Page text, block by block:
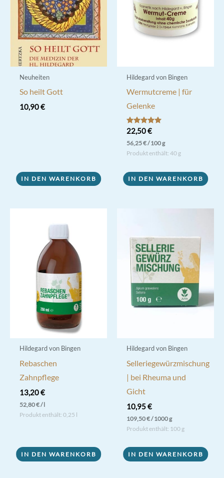
Neuheiten
So heilt Gott
10,90€
IN DEN WARENKORB
Hildegard von Bingen
Wermutcreme | für
Gelenke
Bewertet mit
5.00
von 5
22,50€
56,25€/100g
Produkt enthält: 40 g
IN DEN WARENKORB
Hildegard von Bingen
Rebaschen
Zahnpflege
13,20€
52,80€/l
Produkt enthält: 0,25 l
IN DEN WARENKORB
Hildegard von Bingen
Selleriegewürzmischung
| bei Rheuma und
Gicht
10,95€
109,50€/1000g
Produkt enthält: 100 g
IN DEN WARENKORB